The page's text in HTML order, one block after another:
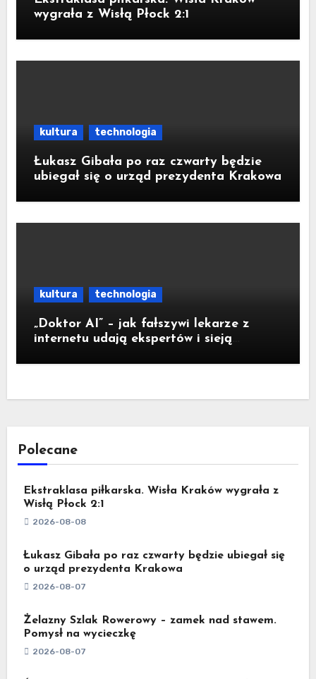
wygrała z Wisłą Płock 2:1
kultura technologia
Łukasz Gibała po raz czwarty będzie
ubiegał się o urząd prezydenta Krakowa
kultura technologia
„Doktor AI” – jak fałszywi lekarze z
internetu udają ekspertów i sieją
Polecane
Ekstraklasa piłkarska. Wisła Kraków wygrała z
Wisłą Płock 2:1
2026-08-08
Łukasz Gibała po raz czwarty będzie ubiegał się
o urząd prezydenta Krakowa
2026-08-07
Żelazny Szlak Rowerowy – zamek nad stawem.
Pomysł na wycieczkę
2026-08-07